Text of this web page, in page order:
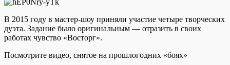
В 2015 году в мастер-шоу приняли участие четыре творческих
дуэта. Задание было оригинальным — отразить в своих
работах чувство «Восторг».
Посмотрите видео, снятое на прошлогодних «боях»